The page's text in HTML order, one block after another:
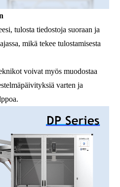
tulosta tiedostoja suoraan ja
mikä tekee tulostamisesta
voivat myös muodostaa
varten ja